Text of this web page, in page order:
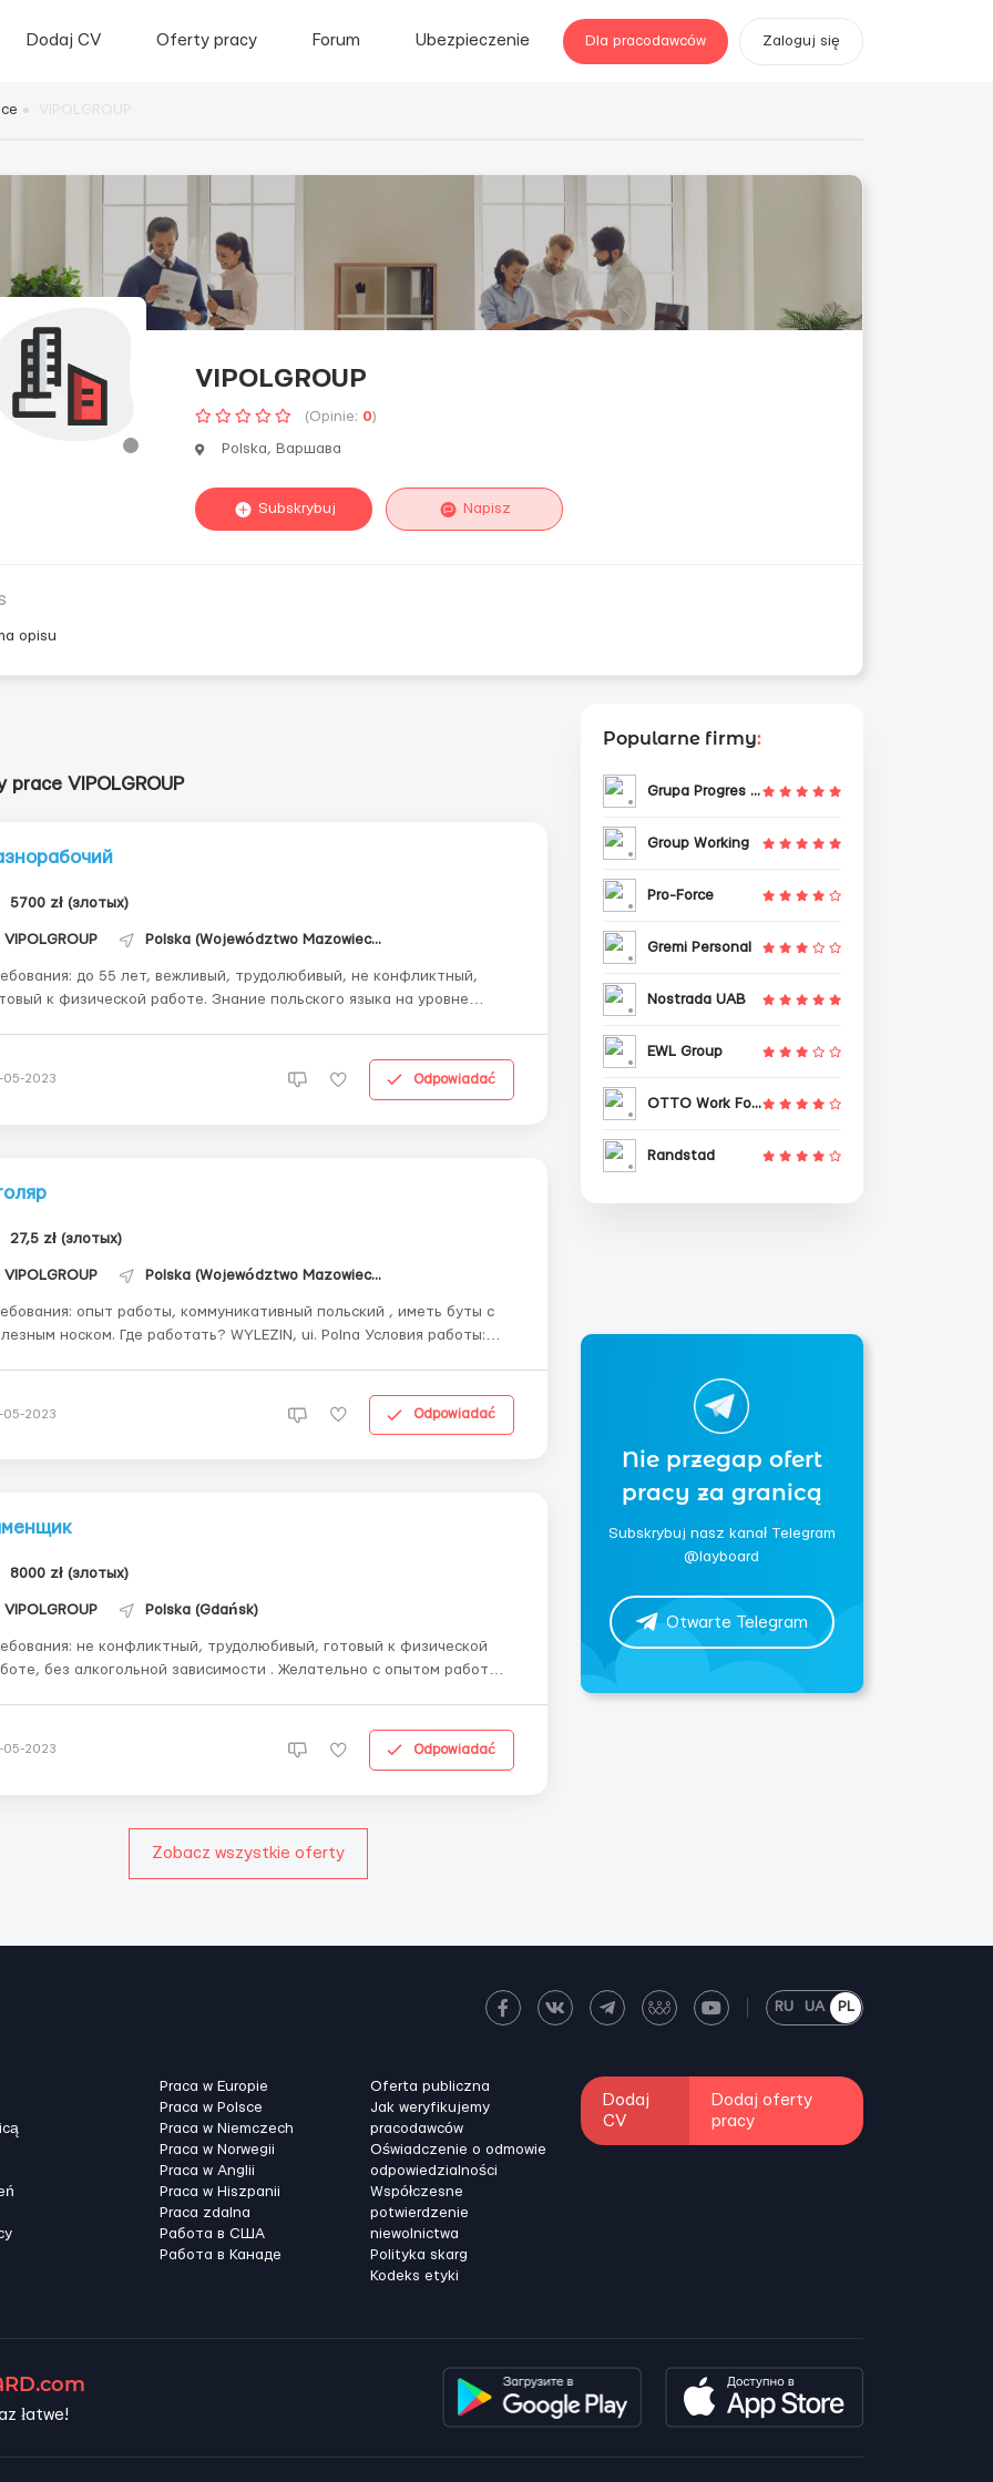
Dodaj CV Oferty pracy Forum Ubezpieczenie Dla pracodawców Zaloguj się
VIPOLGROUP
(Opinie: 0)
Polska, Варшава
Subskrybuj Napisz
opisu
prace VIPOLGROUP
5700 zł (злотых)
VIPOLGROUP Polska (Województwo Mazowieckie)
55 лет, вежливый, трудолюбивый, не конфликтный,
к физической работе. Знание польского языка на уровне
05-2023 Odpowiadać
27,5 zł (злотых)
VIPOLGROUP Polska (Województwo Mazowieckie)
работы, коммуникативный польский , иметь буты с
Где работать? WYLEZIN, ui. Polna Условия работы:
05-2023 Odpowiadać
8000 zł (злотых)
VIPOLGROUP Polska (Gdańsk)
конфликтный, трудолюбивый, готовый к физической
без алкогольной зависимости . Желательно с опытом работы.
05-2023 Odpowiadać
Zobacz wszystkie oferty
Popularne firmy:
Grupa Progres Sp. z o.o.
Group Working
Pro-Force
Gremi Personal
Nostrada UAB
EWL Group
OTTO Work Force
Randstad
Nie przegap ofert
pracy za granicą
Subskrybuj nasz kanał Telegram
@layboard
Otwarte Telegram
RU UA PL
Praca w Europie
Praca w Polsce
Praca w Niemczech
Praca w Norwegii
Praca w Anglii
Praca w Hiszpanii
Praca zdalna
Работа в США
Работа в Канадe
Oferta publiczna
Jak weryfikujemy
pracodawców
Oświadczenie o odmowie
odpowiedzialności
Współczesne
potwierdzenie
niewolnictwa
Polityka skarg
Kodeks etyki
Dodaj
CV
Dodaj oferty
pracy
łatwe!